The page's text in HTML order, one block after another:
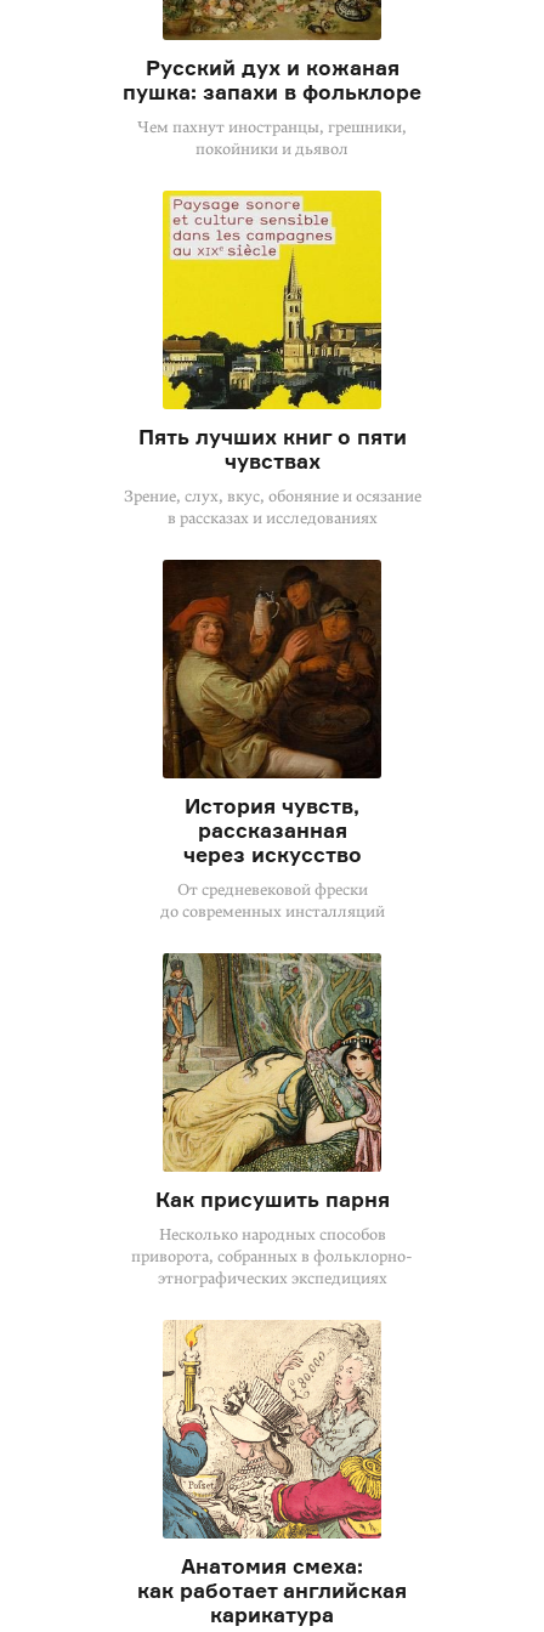
Русский дух и кожаная
пушка: запахи в фольклоре
Чем пахнут иностранцы, грешники,
покойники и дьявол
Пять лучших книг о пяти
чувствах
Зрение, слух, вкус, обоняние и осязание
в рассказах и исследованиях
История чувств,
рассказанная
через искусство
От средневековой фрески
до современных инсталляций
Как присушить парня
Несколько народных способов
приворота, собранных в фольклорно-
этнографических экспедициях
Анатомия смеха:
как работает английская
карикатура